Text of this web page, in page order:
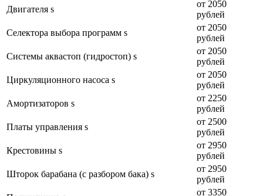
Двигателя s
от 2050
рублей
Селектора выбора программ s
от 2050
рублей
Системы аквастоп (гидростоп) s
от 2050
рублей
Циркуляционного насоса s
от 2050
рублей
Амортизаторов s
от 2250
рублей
Платы управления s
от 2500
рублей
Крестовины s
от 2950
рублей
Шторок барабана (с разбором бака) s
от 2950
рублей
от 3350